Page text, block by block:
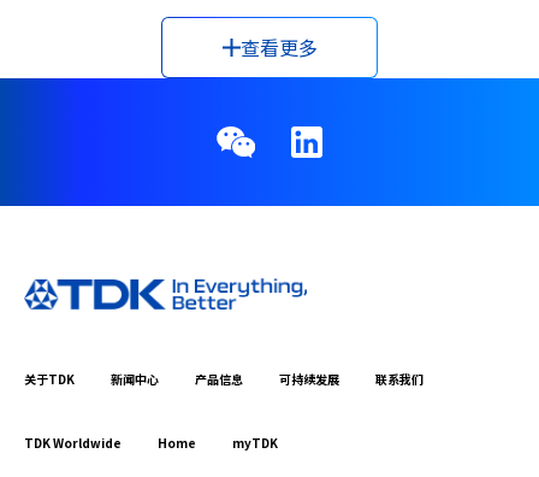
查看更多
关于TDK 新闻中心 产品信息 可持续发展 联系我们
TDK Worldwide Home myTDK